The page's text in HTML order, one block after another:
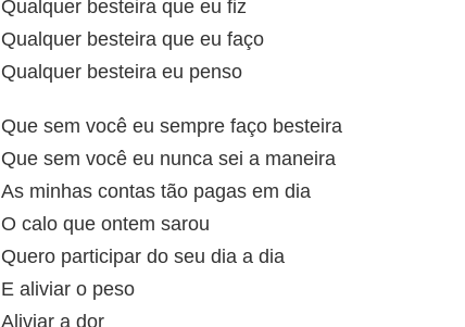
Qualquer besteira que eu fiz
Qualquer besteira que eu faço
Qualquer besteira eu penso
Que sem você eu sempre faço besteira
Que sem você eu nunca sei a maneira
As minhas contas tão pagas em dia
O calo que ontem sarou
Quero participar do seu dia a dia
E aliviar o peso
Aliviar a dor